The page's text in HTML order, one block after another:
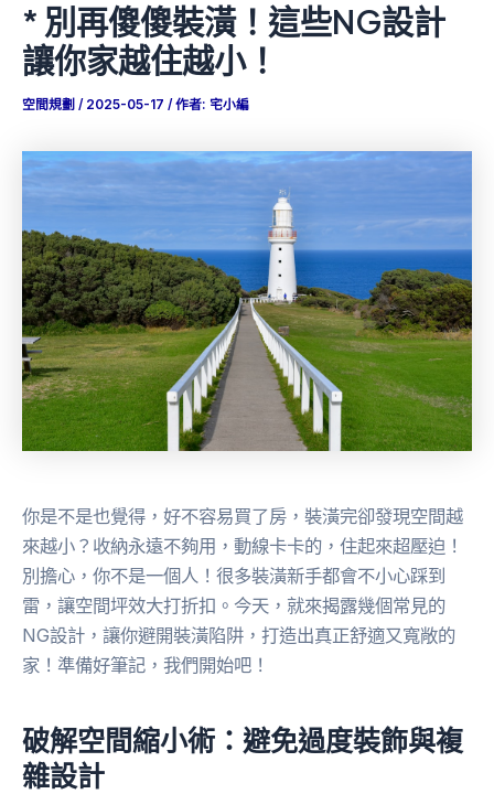
* 別再傻傻裝潢！這些NG設計
讓你家越住越小！
空間規劃 / 2025-05-17 / 作者: 宅小編
你是不是也覺得，好不容易買了房，裝潢完卻發現空間越
來越小？收納永遠不夠用，動線卡卡的，住起來超壓迫！
別擔心，你不是一個人！很多裝潢新手都會不小心踩到
雷，讓空間坪效大打折扣。今天，就來揭露幾個常見的
NG設計，讓你避開裝潢陷阱，打造出真正舒適又寬敞的
家！準備好筆記，我們開始吧！
破解空間縮小術：避免過度裝飾與複
雜設計